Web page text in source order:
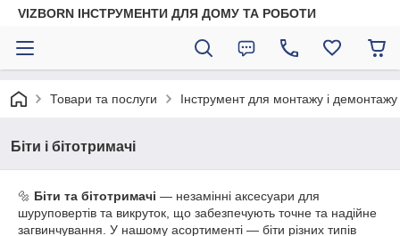
VIZBORN ІНСТРУМЕНТИ ДЛЯ ДОМУ ТА РОБОТИ
Товари та послуги Інструмент для монтажу і демонтажу
Біти і бітотримачі
🔩 Біти та бітотримачі — незамінні аксесуари для
шуруповертів та викруток, що забезпечують точне та надійне
загвинчування. У нашому асортименті — біти різних типів